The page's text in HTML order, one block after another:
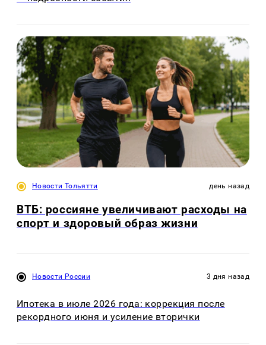
Новости Тольятти день назад
ВТБ: россияне увеличивают расходы на
спорт и здоровый образ жизни
Новости России 3 дня назад
Ипотека в июле 2026 года: коррекция после
рекордного июня и усиление вторички